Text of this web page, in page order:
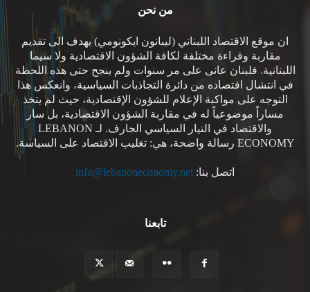
من نحن
ان موقع الاقتصاد اللبناني (ليبانون ايكونومي) يهدف الى تقديم
مقاربة وقراءة مختلفة لكافة الشؤون الاقتصادية ولا سيما
اللبنانية. فلبنان عانى على مر سنوات ولم ينجح حتى هذه اللحظة
في انتشال اقتصاده من دائرة التجاذبات السياسية، وانعكس هذا
التوجه على مواكبة الإعلام للشؤون الإقتصادية، حيث لم يتخذ
مساراً موضوعياً له في مقاربة الشؤون الاقتصادية، بل سار
والاقتصاد في التيار السياسي الجارف. لـ LEBANON
ECONOMY رسالة واضحة، هي: تغليب الاقتصاد على السياسة.
اتصل بنا: info@lebanoneconomy.net
تابعنا